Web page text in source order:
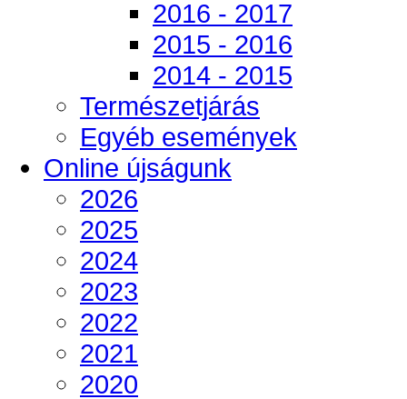
2016 - 2017
2015 - 2016
2014 - 2015
Természetjárás
Egyéb események
Online újságunk
2026
2025
2024
2023
2022
2021
2020